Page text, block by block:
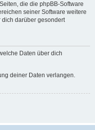
die die phpBB-Software
seiner Software weitere
darüber gesondert
Daten über dich
deiner Daten verlangen.